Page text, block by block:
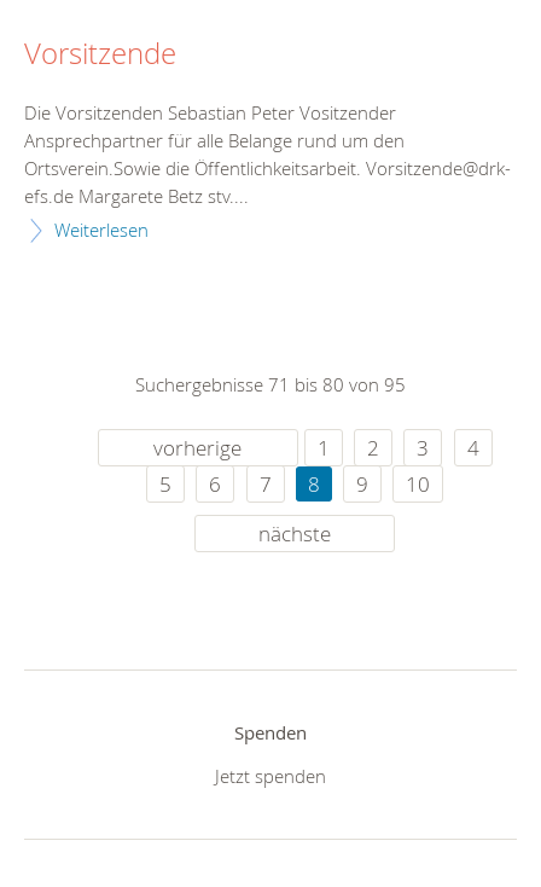
Vorsitzende
Die Vorsitzenden Sebastian Peter Vositzender
Ansprechpartner für alle Belange rund um den
Ortsverein.Sowie die Öffentlichkeitsarbeit. Vorsitzende@drk-
efs.de Margarete Betz stv....
Weiterlesen
Suchergebnisse 71 bis 80 von 95
vorherige 1 2 3
4
5
6 7 8 9
10
nächste
Spenden
Jetzt spenden